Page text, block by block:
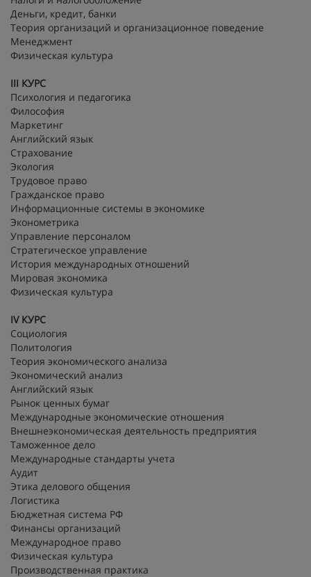
Деньги, кредит, банки
Теория организаций и организационное поведение
Менеджмент
Физическая культура
III КУРС
Психология и педагогика
Философия
Маркетинг
Английский язык
Страхование
Экология
Трудовое право
Гражданское право
Информационные системы в экономике
Эконометрика
Управление персоналом
Стратегическое управление
История международных отношений
Мировая экономика
Физическая культура
IV КУРС
Социология
Политология
Теория экономического анализа
Экономический анализ
Английский язык
Рынок ценных бумаг
Международные экономические отношения
Внешнеэкономическая деятельность предприятия
Таможенное дело
Международные стандарты учета
Аудит
Этика делового общения
Логистика
Бюджетная система РФ
Финансы организаций
Международное право
Физическая культура
Производственная практика